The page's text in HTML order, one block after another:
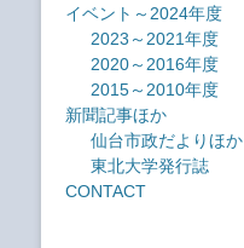
イベント～2024年度
2023～2021年度
2020～2016年度
2015～2010年度
新聞記事ほか
仙台市政だよりほか
東北大学発行誌
CONTACT